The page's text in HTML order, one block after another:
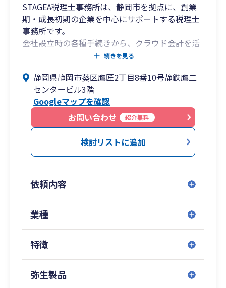
税金と会計って難しいですよね。。。
私たちの仕事は、いかに「難しいことをわかりや
すく」するかが重要だと考えています。
難しい専門用語をできる限り無くし、回りくどい
内容をシンプルに説明することで、「日本一わか
りやすい税理士」を目指しています。
また、近年はＩＴやＡＩが発達し、経理業務が大
幅に変化しています。
クラウド会計、ＯＣＲ、クラウドサーバー、ビジ
ネスチャット、リモートシステムなど、新しい技
術がどんどん出てきています。
未だに会計ソフトを手入力している方、会計帳簿
や伝票を手書きで作成している方、業務改善のチ
ャンスです。
祖父や父のような中小企業の社長を助けたい、と
もに走りたいと考え、税理士になりました。
目の前のお客様やスタッフと全力で向き合い、
「夢」を共有し、ひとりひとりの幸せを実現して
いく経営者として、最高のＩＴ税理士法人を導い
ていきたいと考えています。
STAGEA税理士事務所は、静岡市を拠点に、創業
期・成長初期の企業を中心にサポートする税理士
事務所です。
会社設立時の各種手続きから、クラウド会計を活
用した経理体制の構築、資金繰りや税務面の整理
ルで支援しています。
創業期は判断すべきことが多く、税務や会計が後
回しになりがちです。
当事務所では、単なる申告業務にとどまらず、経
営の現状を数字で可視化し、次の一手を考えるた
めの土台づくりを重視しています。大手税理士法
ご相談はオンラインにも対応しており、場所を問
わずスピーディーなやり取りが可能です。
続きを見る
静岡県静岡市葵区鷹匠2丁目8番10号静鉄鷹二
センタービル3階
Googleマップを確認
お問い合わせ
紹介無料
検討リストに追加
依頼内容
業種
特徴
弥生製品